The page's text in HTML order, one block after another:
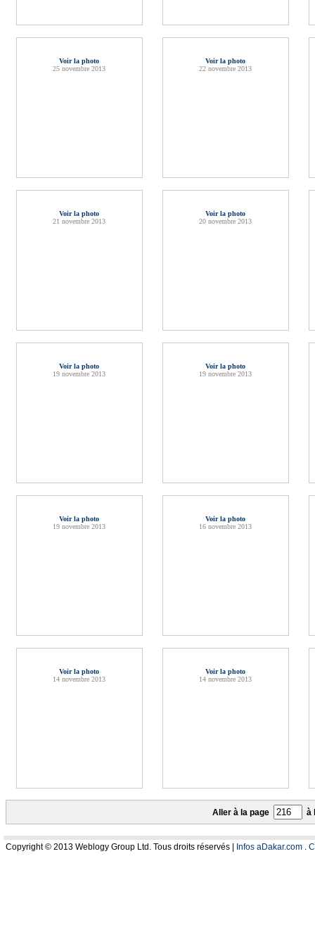
Voir la photo
25 novembre 2013
Voir la photo
22 novembre 2013
Voir la photo
21 novembre 2013
Voir la photo
20 novembre 2013
Voir la photo
19 novembre 2013
Voir la photo
19 novembre 2013
Voir la photo
19 novembre 2013
Voir la photo
16 novembre 2013
Voir la photo
14 novembre 2013
Voir la photo
14 novembre 2013
Aller à la page à
Copyright © 2013 Weblogy Group Ltd. Tous droits réservés | Infos aDakar.com .